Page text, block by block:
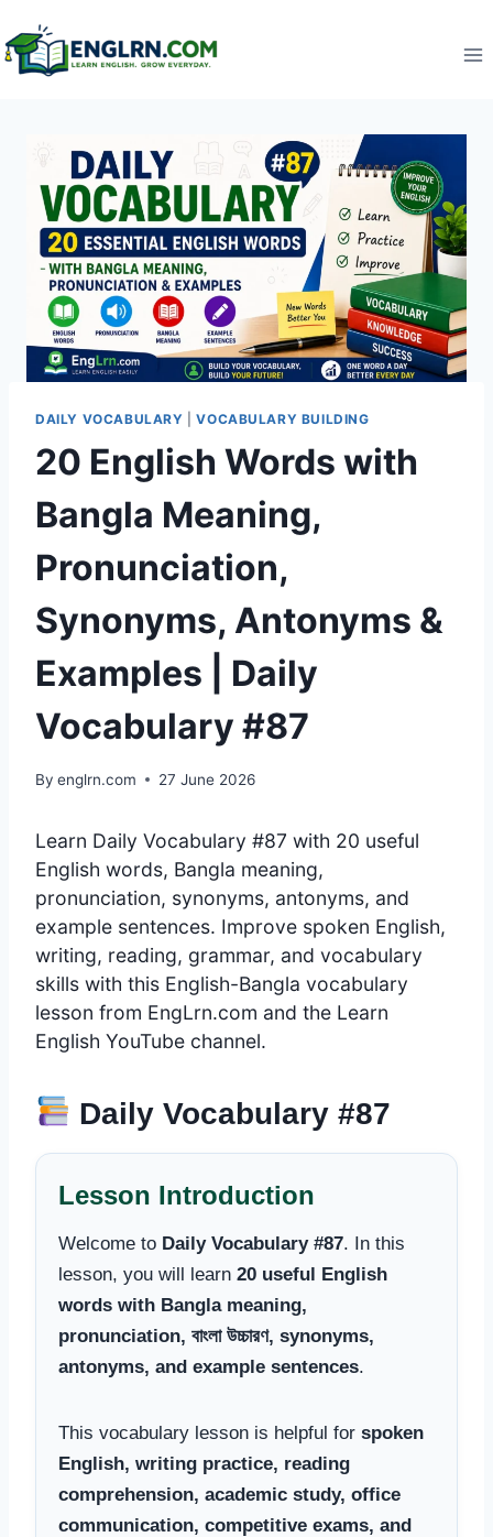
to
content
DAILY VOCABULARY |VOCABULARY BUILDING
20 English Words with
Bangla Meaning,
Pronunciation,
Synonyms, Antonyms &
Examples | Daily
Vocabulary #87
By englrn.com 27 June 2026
Learn Daily Vocabulary #87 with 20 useful
English words, Bangla meaning,
pronunciation, synonyms, antonyms, and
example sentences. Improve spoken English,
writing, reading, grammar, and vocabulary
skills with this English-Bangla vocabulary
lesson from EngLrn.com and the Learn
English YouTube channel.
Daily Vocabulary #87
Lesson Introduction
Welcome to Daily Vocabulary #87. In this
lesson, you will learn 20 useful English
words with Bangla meaning,
pronunciation, বাংলা উচ্চারণ, synonyms,
antonyms, and example sentences.
This vocabulary lesson is helpful for spoken
English, writing practice, reading
comprehension, academic study, office
communication, competitive exams, and